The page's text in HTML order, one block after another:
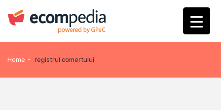
Home - registrul comertului